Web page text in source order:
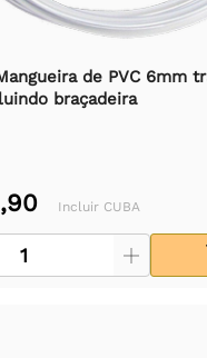
de PVC 6mm
braçadeira
Incluir CUBA